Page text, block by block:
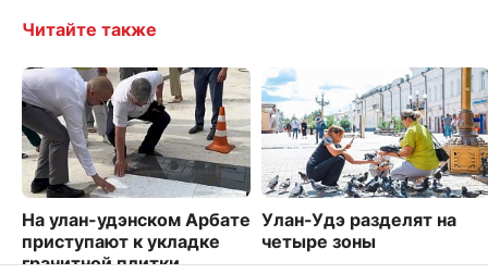
Читайте также
На улан-удэнском Арбате
приступают к укладке
гранитной плитки
Улан-Удэ разделят на
четыре зоны